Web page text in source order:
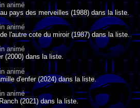
animé
pays des merveilles (1988) dans la liste.
animé
l'autre cote du miroir (1987) dans la liste.
animé
(2000) dans la liste.
animé
d'enfer (2024) dans la liste.
animé
(2021) dans la liste.